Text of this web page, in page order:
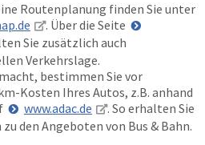
Routenplanung finden Sie unter
. Über die Seite
Sie zusätzlich auch
Verkehrslage.
bestimmen Sie vor
Kosten Ihres Autos, z.B. anhand
www.adac.de
. So erhalten Sie
den Angeboten von Bus & Bahn.